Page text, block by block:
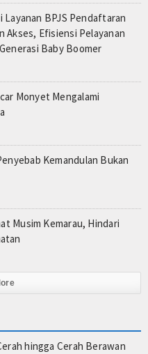
BPJS Pendaftaran
Akses, Efisiensi Pelayanan
Baby Boomer
Monyet Mengalami
Kemandulan Bukan
Musim Kemarau, Hindari
hingga Cerah Berawan